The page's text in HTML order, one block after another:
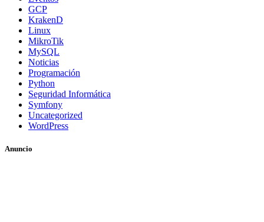
GCP
KrakenD
Linux
MikroTik
MySQL
Noticias
Programación
Python
Seguridad Informática
Symfony
Uncategorized
WordPress
Anuncio